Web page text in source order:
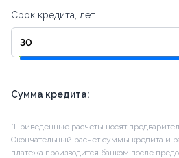
Срок кредита, лет
Сумма кредита:
*Приведенные расчеты носят
Окончательный расчет суммы кредита и
платежа производится банком после